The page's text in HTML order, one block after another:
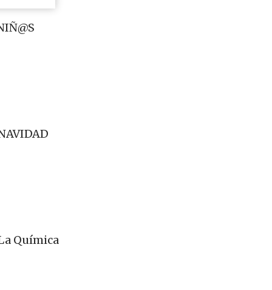
Química